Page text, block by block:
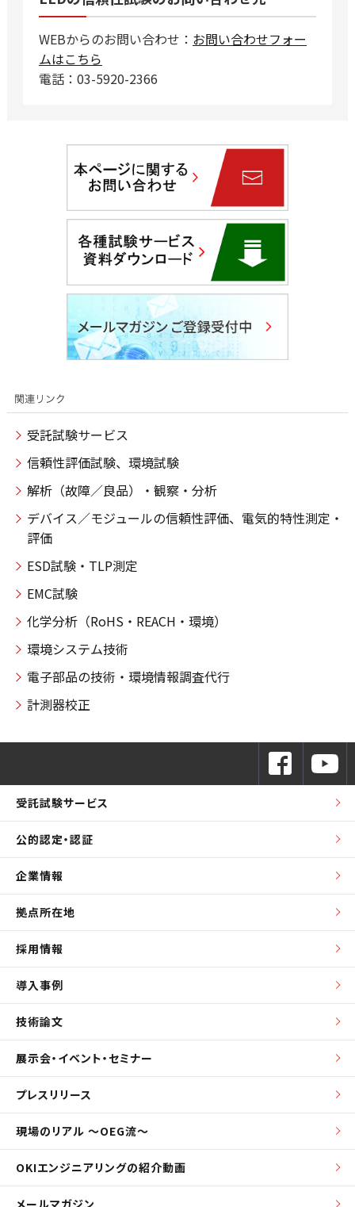
WEBからのお問い合わせ： お問い合わせフォー
ムはこちら
電話：03-5920-2366
受託試験サービス
信頼性評価試験、環境試験
解析（故障／良品）・観察・分析
デバイス／モジュールの信頼性評価、電気的特性測定・
評価
ESD試験・TLP測定
EMC試験
化学分析（RoHS・REACH・環境）
環境システム技術
電子部品の技術・環境情報調査代行
計測器校正
受託試験サービス
公的認定・認証
企業情報
拠点所在地
採用情報
導入事例
技術論文
展示会・イベント・セミナー
プレスリリース
現場のリアル ～OEG流～
OKIエンジニアリングの紹介動画
メールマガジン